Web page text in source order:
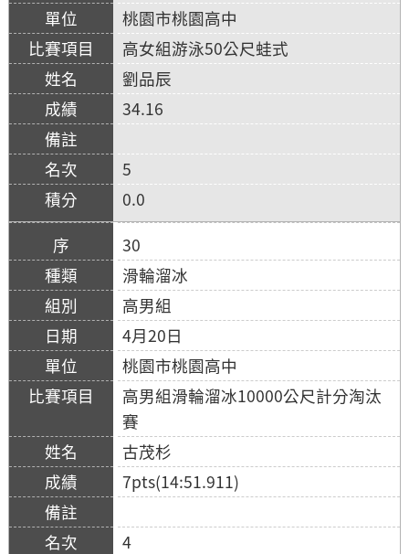
桃園市桃園高中
高女組游泳50公尺蛙式
劉品辰
34.16
5
0.0
30
滑輪溜冰
高男組
4月20日
桃園市桃園高中
高男組滑輪溜冰10000公尺計分淘汰
賽
古茂杉
7pts(14:51.911)
4